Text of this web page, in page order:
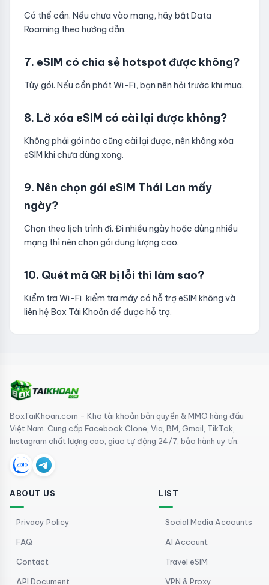
Có thể cần. Nếu chưa vào mạng, hãy bật Data
Roaming theo hướng dẫn.
7. eSIM có chia sẻ hotspot được không?
Tùy gói. Nếu cần phát Wi-Fi, bạn nên hỏi trước khi mua.
8. Lỡ xóa eSIM có cài lại được không?
Không phải gói nào cũng cài lại được, nên không xóa
eSIM khi chưa dùng xong.
9. Nên chọn gói eSIM Thái Lan mấy
ngày?
Chọn theo lịch trình đi. Đi nhiều ngày hoặc dùng nhiều
mạng thì nên chọn gói dung lượng cao.
10. Quét mã QR bị lỗi thì làm sao?
Kiểm tra Wi-Fi, kiểm tra máy có hỗ trợ eSIM không và
liên hệ Box Tài Khoản để được hỗ trợ.
BoxTaiKhoan.com - Kho tài khoản bản quyền & MMO hàng đầu
Việt Nam. Cung cấp Facebook Clone, Via, BM, Gmail, TikTok,
Instagram chất lượng cao, giao tự động 24/7, bảo hành uy tín.
ABOUT US
Privacy Policy
FAQ
Contact
API Document
LIST
Social Media Accounts
AI Account
Travel eSIM
VPN & Proxy